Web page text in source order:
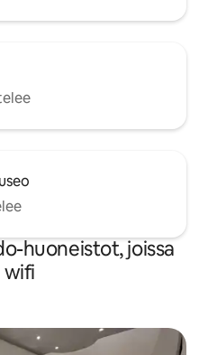
huoneistot, joissa
wifi